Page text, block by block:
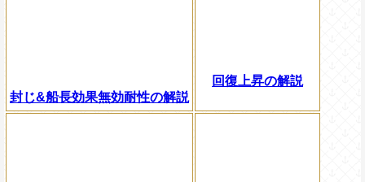
封じ&船長効果無効耐性の解説
回復上昇の解説